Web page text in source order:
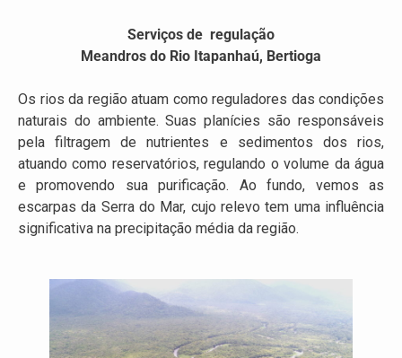
Serviços de regulação
Meandros do Rio Itapanhaú, Bertioga
Os rios da região atuam como reguladores das condições
naturais do ambiente. Suas planícies são responsáveis
pela filtragem de nutrientes e sedimentos dos rios,
atuando como reservatórios, regulando o volume da água
e promovendo sua purificação. Ao fundo, vemos as
escarpas da Serra do Mar, cujo relevo tem uma influência
significativa na precipitação média da região.